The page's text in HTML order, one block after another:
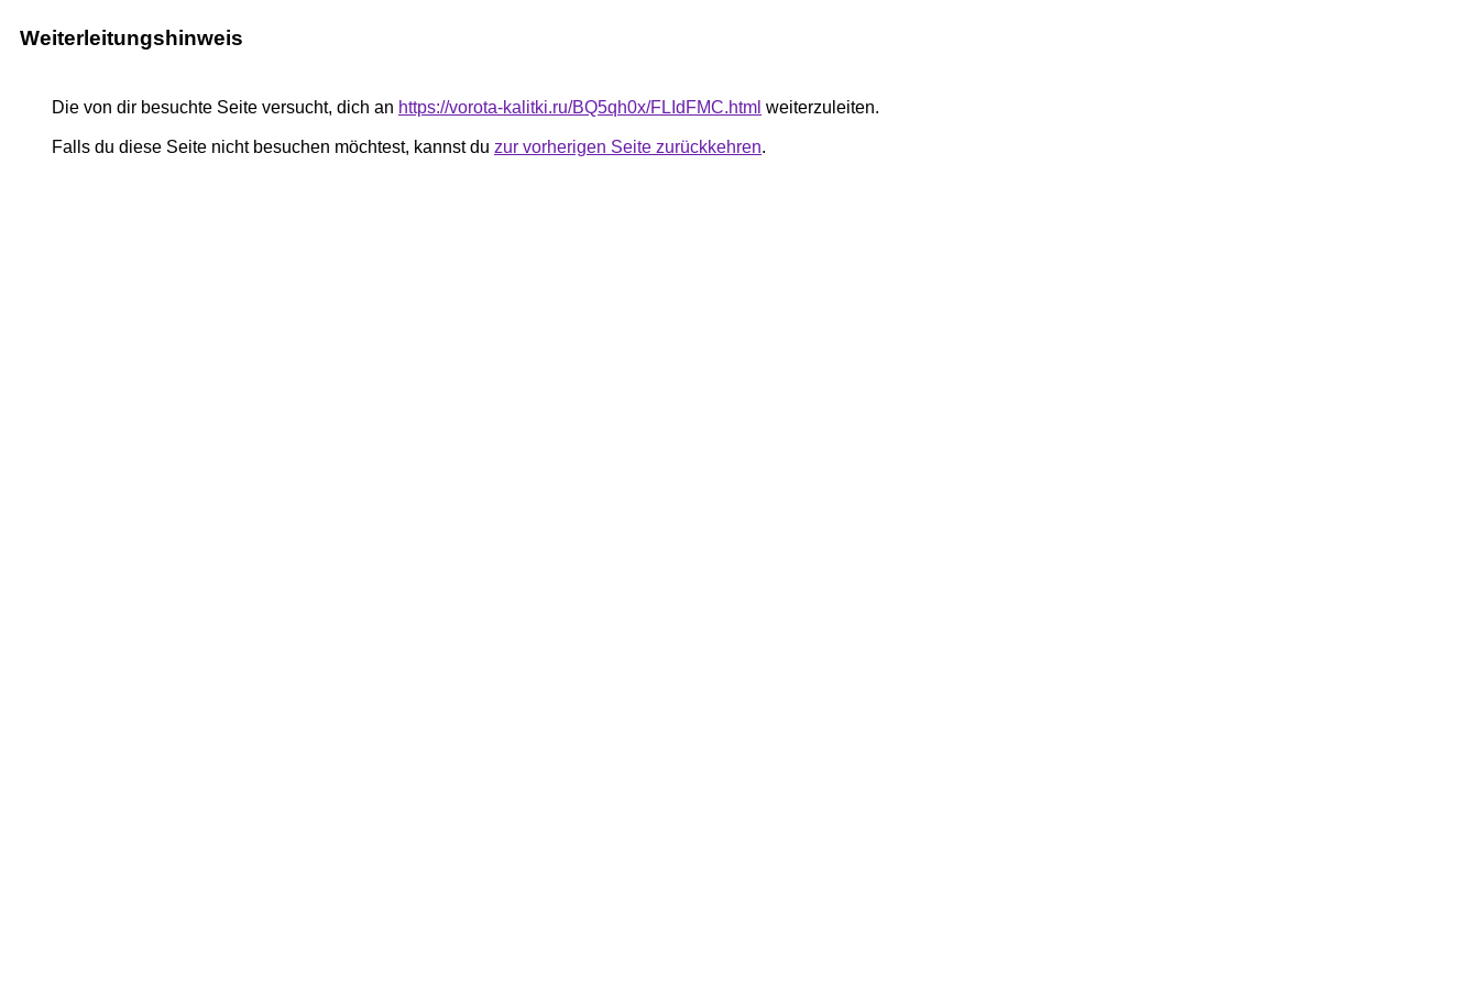
Weiterleitungshinweis
Die von dir besuchte Seite versucht, dich an https://vorota-kalitki.ru/BQ5qh0x/FLIdFMC.html weiterzuleiten.
Falls du diese Seite nicht besuchen möchtest, kannst du zur vorherigen Seite zurückkehren.